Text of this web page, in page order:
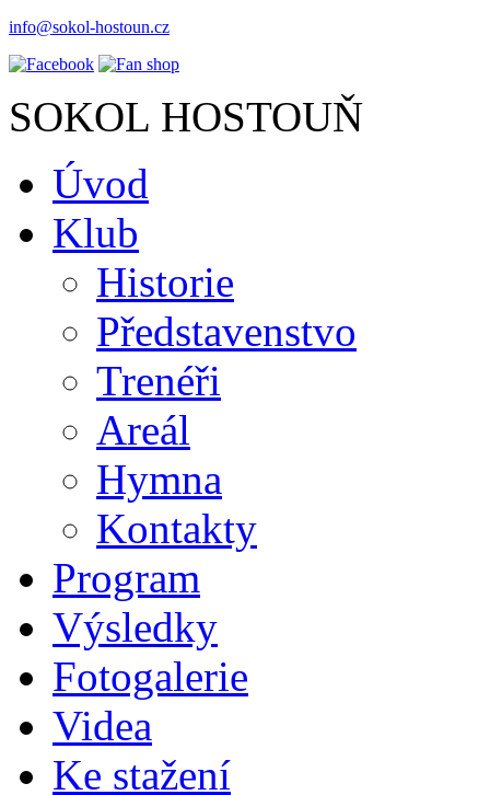
info@sokol-hostoun.cz
SOKOL HOSTOUŇ
Úvod
Klub
Historie
Představenstvo
Trenéři
Areál
Hymna
Kontakty
Program
Výsledky
Fotogalerie
Videa
Ke stažení